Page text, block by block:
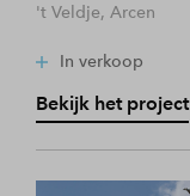
't Veldje, Arcen
In verkoop
Bekijk het project